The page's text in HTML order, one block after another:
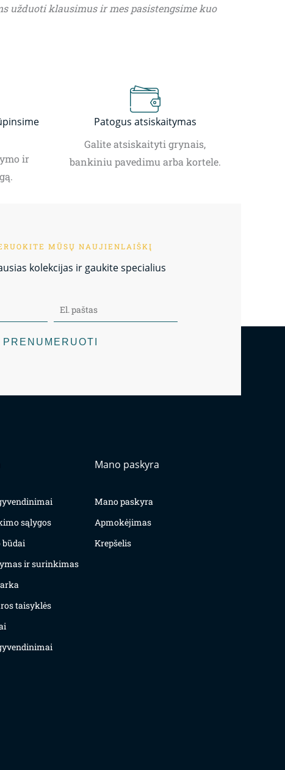
užduoti klausimus ir mes pasistengsime kuo
ir
Patogus atsiskaitymas
Galite atsiskaityti grynais,
bankiniu pavedimu arba kortele.
MŪSŲ NAUJIENLAIŠKĮ
kolekcijas ir gaukite specialius
PRENUMERUOTI
sąlygos
ir surinkimas
taisyklės
Mano paskyra
Mano paskyra
Apmokėjimas
Krepšelis